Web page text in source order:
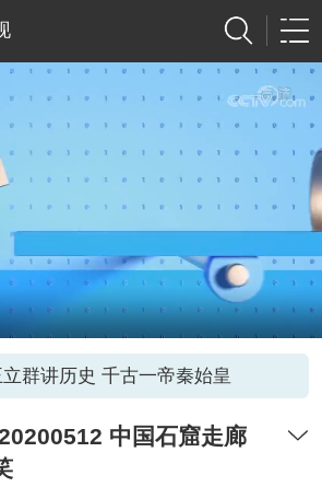
群讲历史 千古一帝秦始皇
20200512 中国石窟走廊